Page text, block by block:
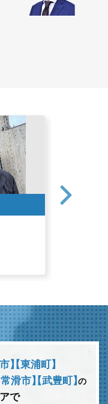
】
【東浦町】
滑市】【武豊町】の
で